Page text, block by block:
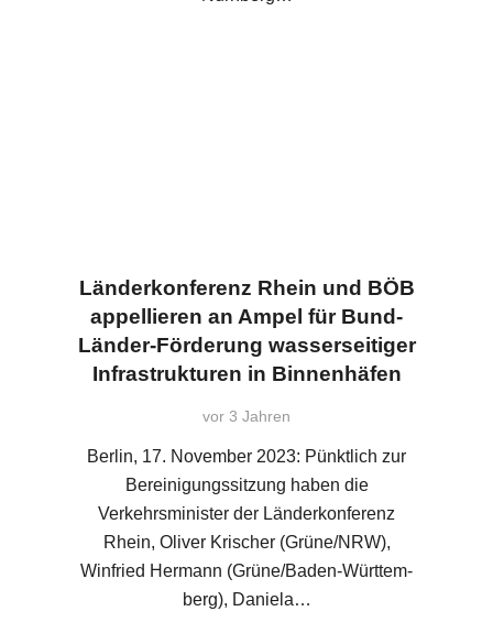
Länderkonferenz Rhein und BÖB
appellieren an Ampel für Bund-
Länder-Förderung wasserseitiger
Infrastrukturen in Binnenhäfen
vor 3 Jahren
Berlin, 17. November 2023: Pünktlich zur
Bereinigungssitzung haben die
Verkehrsminister der Länderkonferenz
Rhein, Oliver Krischer (Grüne/NRW),
Winfried Hermann (Grüne/Baden-Württem­
berg), Daniela…